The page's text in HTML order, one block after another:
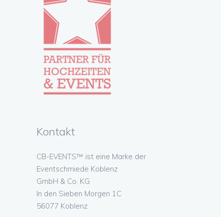
Kontakt
CB-EVENTS™ ist eine Marke der
Eventschmiede Koblenz
GmbH & Co. KG
In den Sieben Morgen 1C
56077 Koblenz